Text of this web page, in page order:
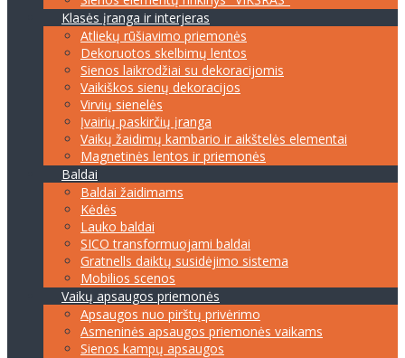
Klasės įranga ir interjeras
Atliekų rūšiavimo priemonės
Dekoruotos skelbimų lentos
Sienos laikrodžiai su dekoracijomis
Vaikiškos sienų dekoracijos
Virvių sienelės
Įvairių paskirčių įranga
Vaikų žaidimų kambario ir aikštelės elementai
Magnetinės lentos ir priemonės
Baldai
Baldai žaidimams
Kėdės
Lauko baldai
SICO transformuojami baldai
Gratnells daiktų susidėjimo sistema
Mobilios scenos
Vaikų apsaugos priemonės
Apsaugos nuo pirštų privėrimo
Asmeninės apsaugos priemonės vaikams
Sienos kampų apsaugos